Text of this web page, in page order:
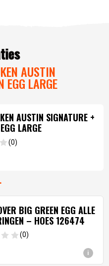
AUSTIN
EGG LARGE
AUSTIN SIGNATURE +
LARGE
(0)
i
BIG GREEN EGG ALLE
– HOES 126474
(0)